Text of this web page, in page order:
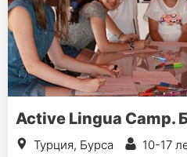
Active Lingua Camp.
Турция, Бурса
10-17